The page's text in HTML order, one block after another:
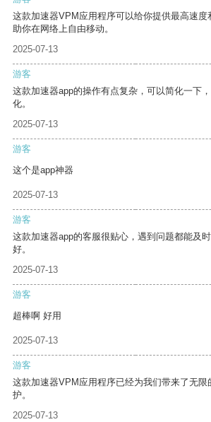
这款加速器VPM应用程序可以给你提供最高速度
助你在网络上自由移动。
2025-07-13
游客
这款加速器app的操作有点复杂，可以简化一下
化。
2025-07-13
游客
这个是app神器
2025-07-13
游客
这款加速器app的客服很贴心，遇到问题都能及
好。
2025-07-13
游客
超棒啊 好用
2025-07-13
游客
这款加速器VPM应用程序已经为我们带来了无限
护。
2025-07-13